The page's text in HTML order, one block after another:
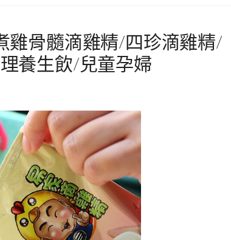
雞骨髓滴雞精/四珍滴雞精/
養生飲/兒童孕婦